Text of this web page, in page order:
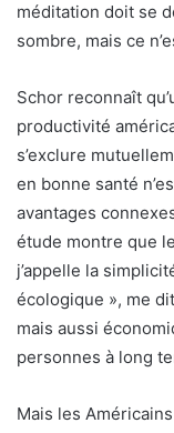
méditation doit se
sombre, mais ce
Schor reconnaît
productivité
s’exclure
en bonne santé
avantages
étude montre que
j’appelle la
écologique », me
mais aussi
personnes à long
Mais les